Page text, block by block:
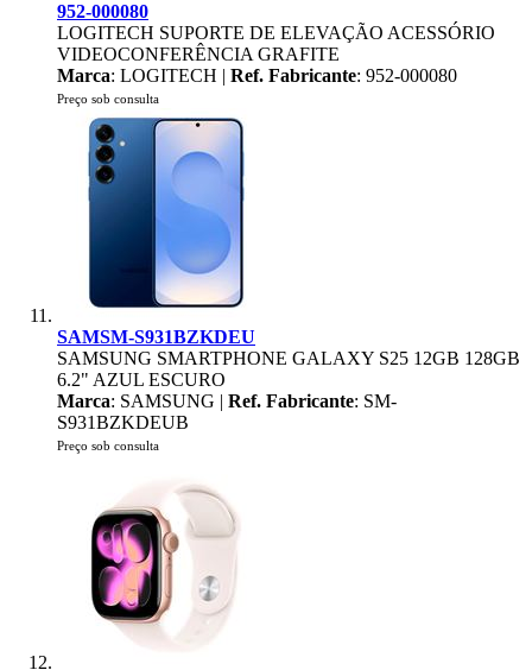
952-000080
LOGITECH SUPORTE DE ELEVAÇÃO ACESSÓRIO
VIDEOCONFERÊNCIA GRAFITE
Marca: LOGITECH | Ref. Fabricante: 952-000080
Preço sob consulta
SAMSM-S931BZKDEU
SAMSUNG SMARTPHONE GALAXY S25 12GB 128GB
6.2" AZUL ESCURO
Marca: SAMSUNG | Ref. Fabricante: SM-
S931BZKDEUB
Preço sob consulta